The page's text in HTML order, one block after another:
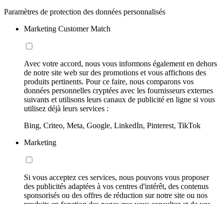
Paramètres de protection des données personnalisés
Marketing Customer Match
Avec votre accord, nous vous informons également en dehors
de notre site web sur des promotions et vous affichons des
produits pertinents. Pour ce faire, nous comparons vos
données personnelles cryptées avec les fournisseurs externes
suivants et utilisons leurs canaux de publicité en ligne si vous
utilisez déjà leurs services :
Bing, Criteo, Meta, Google, LinkedIn, Pinterest, TikTok
Marketing
Si vous acceptez ces services, nous pouvons vous proposer
des publicités adaptées à vos centres d'intérêt, des contenus
sponsorisés ou des offres de réduction sur notre site ou nos